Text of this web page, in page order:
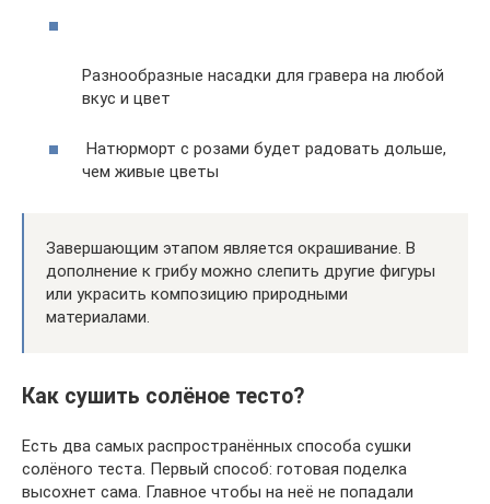
Разнообразные насадки для гравера на любой
вкус и цвет
Натюрморт с розами будет радовать дольше,
чем живые цветы
Завершающим этапом является окрашивание. В
дополнение к грибу можно слепить другие фигуры
или украсить композицию природными
материалами.
Как сушить солёное тесто?
Есть два самых распространённых способа сушки
солёного теста. Первый способ: готовая поделка
высохнет сама. Главное чтобы на неё не попадали